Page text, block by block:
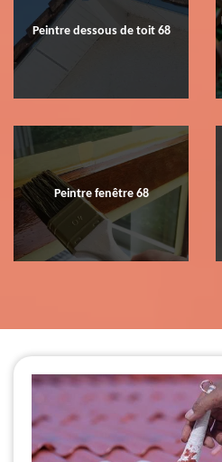
Peintre dessous de toit 68
Peintre fenêtre 68